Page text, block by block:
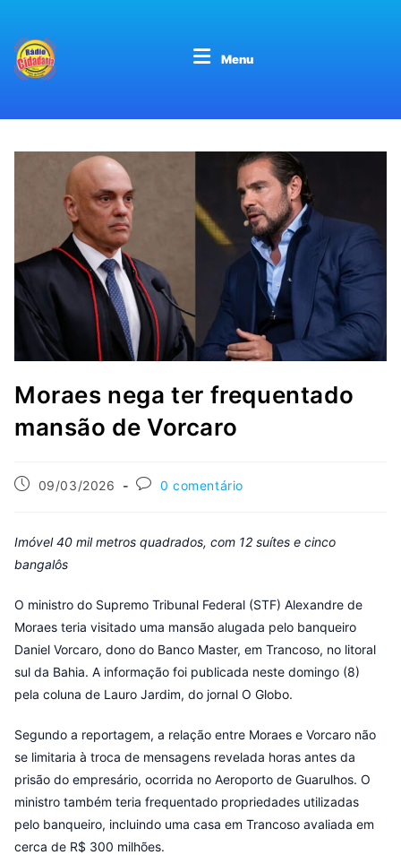
Menu
Moraes nega ter frequentado
mansão de Vorcaro
09/03/2026 0 comentário
Imóvel 40 mil metros quadrados, com 12 suítes e cinco
bangalôs
O ministro do Supremo Tribunal Federal (STF) Alexandre de
Moraes teria visitado uma mansão alugada pelo banqueiro
Daniel Vorcaro, dono do Banco Master, em Trancoso, no litoral
sul da Bahia. A informação foi publicada neste domingo (8)
pela coluna de Lauro Jardim, do jornal O Globo.
Segundo a reportagem, a relação entre Moraes e Vorcaro não
se limitaria à troca de mensagens revelada horas antes da
prisão do empresário, ocorrida no Aeroporto de Guarulhos. O
ministro também teria frequentado propriedades utilizadas
pelo banqueiro, incluindo uma casa em Trancoso avaliada em
cerca de R$ 300 milhões.